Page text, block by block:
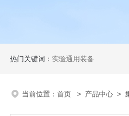
热门关键词： 实验通用装备
当前位置： 首页 > 产品中心 >